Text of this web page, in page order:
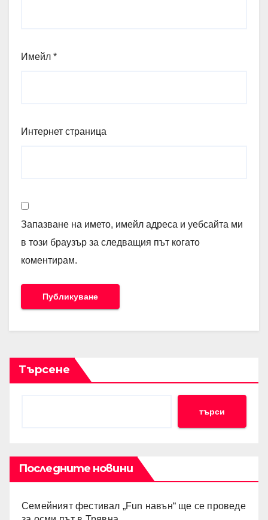
Имейл *
Интернет страница
Запазване на името, имейл адреса и уебсайта ми
в този браузър за следващия път когато
коментирам.
Търсене
търси
Последните новини
Семейният фестивал „Fun навън“ ще се проведе